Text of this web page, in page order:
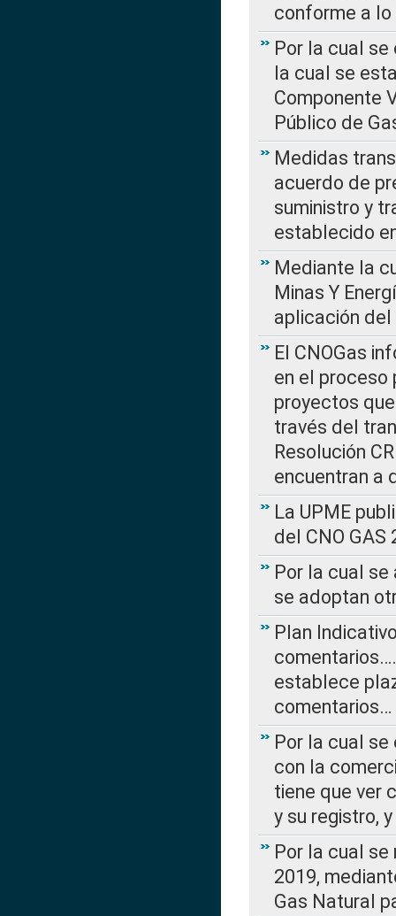
conforme a lo
Por la cual se
la cual se
Componente
Público de
Medidas
acuerdo de
suministro y
establecido
Mediante la
Minas Y
aplicación
El CNOGas
en el proceso
proyectos
través del
Resolución
encuentran a
La UPME
del CNO
Por la cual
se adoptan
Plan
establece
comentarios…
Por la cual
con la
tiene que ver
y su registro,
Por la cual
2019,
Gas Natural